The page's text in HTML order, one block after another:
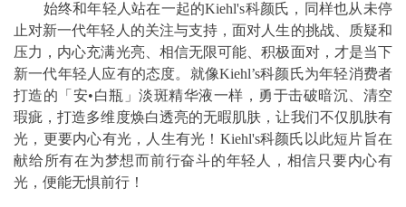
始终和年轻人站在一起的Kiehl's科颜氏，同样也从未停
止对新一代年轻人的关注与支持，面对人生的挑战、质疑和
压力，内心充满光亮、相信无限可能、积极面对，才是当下
新一代年轻人应有的态度。就像Kiehl’s科颜氏为年轻消费者
打造的「安•白瓶」淡斑精华液一样，勇于击破暗沉、清空
瑕疵，打造多维度焕白透亮的无暇肌肤，让我们不仅肌肤有
光，更要内心有光，人生有光！Kiehl's科颜氏以此短片旨在
献给所有在为梦想而前行奋斗的年轻人，相信只要内心有
光，便能无惧前行！